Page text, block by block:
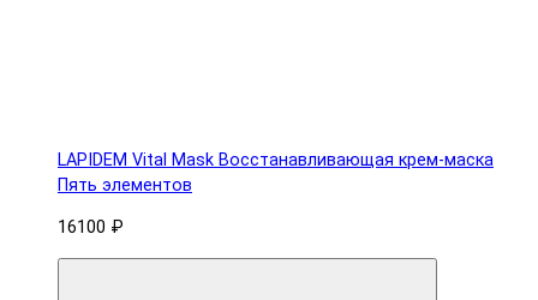
LAPIDEM Vital Mask Восстанавливающая крем-маска
Пять элементов
16100 ₽